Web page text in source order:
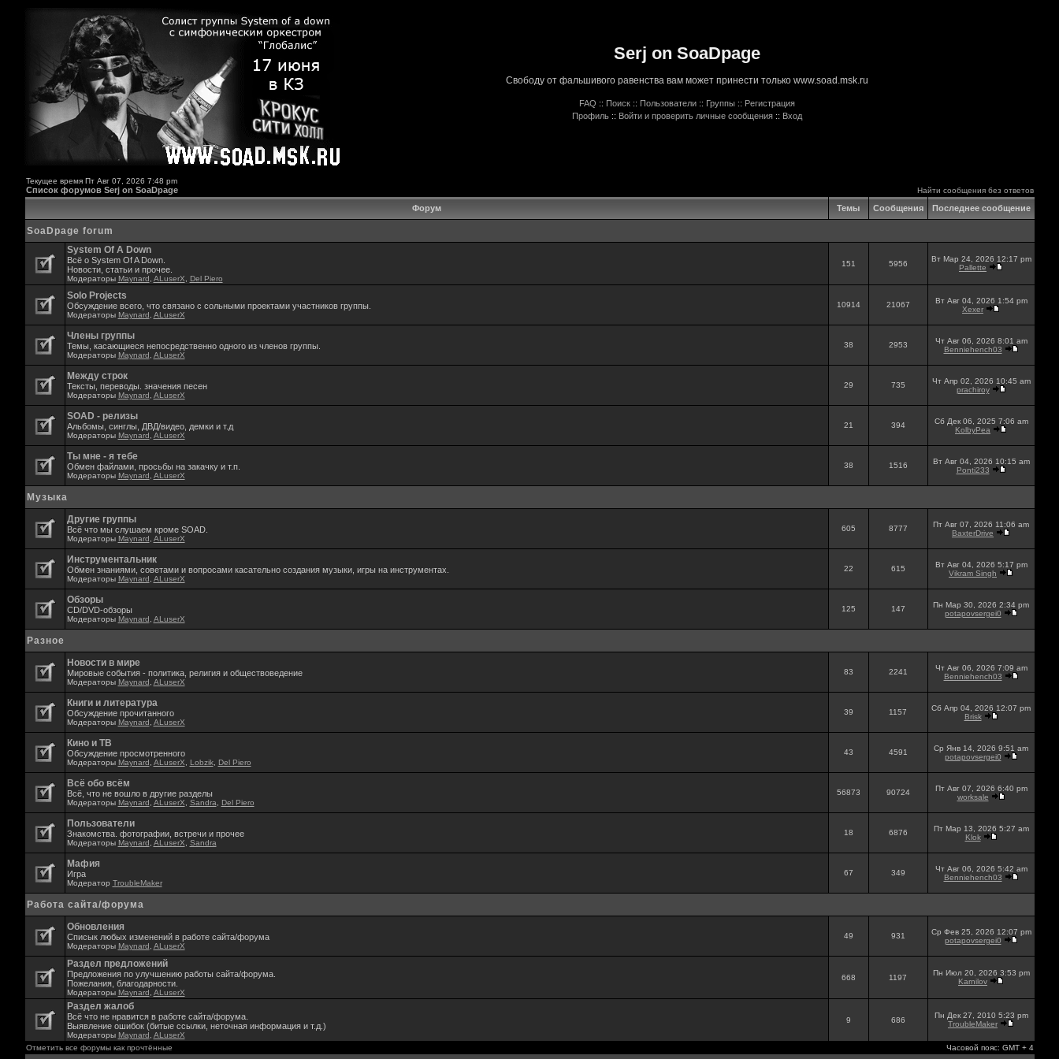
Serj on SoaDpage
Свободу от фальшивого равенства вам может принести только www.soad.msk.ru
FAQ :: Поиск :: Пользователи :: Группы :: Регистрация
Профиль :: Войти и проверить личные сообщения :: Вход
Текущее время Пт Авг 07, 2026 7:48 pm
Список форумов Serj on SoaDpage Найти сообщения без ответов
Форум Темы Сообщения Последнее сообщение
SoaDpage forum
System Of A Down
Всё о System Of A Down.
Новости, статьи и прочее.
Модераторы Maynard ALuserX Del Piero
151 5956
Вт Мар 24, 2026 12:17 pm
Pallette
Solo Projects
Обсуждение всего, что связано с сольными проектами участников группы.
Модераторы Maynard ALuserX
10914 21067
Вт Авг 04, 2026 1:54 pm
Xexer
Члены группы
Темы, касающиеся непосредственно одного из членов группы.
Модераторы Maynard ALuserX
38 2953
Чт Авг 06, 2026 8:01 am
Benniehench03
Между строк
Тексты, переводы. значения песен
Модераторы Maynard ALuserX
29 735
Чт Апр 02, 2026 10:45 am
prachiroy
SOAD - релизы
Альбомы, синглы, ДВД/видео, демки и т.д
Модераторы Maynard ALuserX
21 394
Сб Дек 06, 2025 7:06 am
KolbyPea
Ты мне - я тебе
Обмен файлами, просьбы на закачку и т.п.
Модераторы Maynard ALuserX
38 1516
Вт Авг 04, 2026 10:15 am
Ponti233
Музыка
Другие группы
Всё что мы слушаем кроме SOAD.
Модераторы Maynard ALuserX
605 8777
Пт Авг 07, 2026 11:06 am
BaxterDrive
Инструментальник
Обмен знаниями, советами и вопросами касательно создания музыки, игры на инструментах.
Модераторы Maynard ALuserX
22 615
Вт Авг 04, 2026 5:17 pm
Vikram Singh
Обзоры
CD/DVD-обзоры
Модераторы Maynard ALuserX
125 147
Пн Мар 30, 2026 2:34 pm
potapovsergei0
Разное
Новости в мире
Мировые события - политика, религия и обществоведение
Модераторы Maynard ALuserX
83 2241
Чт Авг 06, 2026 7:09 am
Benniehench03
Книги и литература
Обсуждение прочитанного
Модераторы Maynard ALuserX
39 1157
Сб Апр 04, 2026 12:07 pm
Brisk
Кино и ТВ
Обсуждение просмотренного
Модераторы Maynard ALuserX Lobzik, Del Piero
43 4591
Ср Янв 14, 2026 9:51 am
potapovsergei0
Всё обо всём
Всё, что не вошло в другие разделы
Модераторы Maynard ALuserX Sandra Del Piero
56873 90724
Пт Авг 07, 2026 6:40 pm
worksale
Пользователи
Знакомства. фотографии, встречи и прочее
Модераторы Maynard ALuserX Sandra
18 6876
Пт Мар 13, 2026 5:27 am
Klok
Мафия
Игра
Модератор TroubleMaker
67 349
Чт Авг 06, 2026 5:42 am
Benniehench03
Работа сайта/форума
Обновления
Списык любых изменений в работе сайта/форума
Модераторы Maynard ALuserX
49 931
Ср Фев 25, 2026 12:07 pm
potapovsergei0
Раздел предложений
Предложения по улучшению работы сайта/форума.
Пожелания, благодарности.
Модераторы Maynard ALuserX
668 1197
Пн Июл 20, 2026 3:53 pm
Karnilov
Раздел жалоб
Всё что не нравится в работе сайта/форума.
Выявление ошибок (битые ссылки, неточная информация и т.д.)
Модераторы Maynard ALuserX
9 686
Пн Дек 27, 2010 5:23 pm
TroubleMaker
Отметить все форумы как прочтённые Часовой пояс: GMT + 4